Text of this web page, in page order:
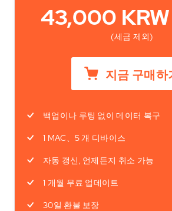
43,000 KRW
(세금 제외)
지금 구매하
백업이나 루팅 없이 데이터 복구
1 MAC、5 개 디바이스
자동 갱신, 언제든지 취소 가능
1 개월 무료 업데이트
30일 환불 보장